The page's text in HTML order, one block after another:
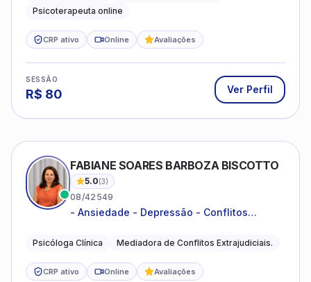
Psicoterapeuta online
CRP ativo Online Avaliações
SESSÃO
R$ 80 Ver Perfil
FABIANE SOARES BARBOZA BISCOTTO
5.0(3)
08/42549
- Ansiedade - Depressão - Conflitos
relacionamentos - Autoestima -
Psicóloga Clínica Mediadora de Conflitos Extrajudiciais.
CRP ativo Online Avaliações